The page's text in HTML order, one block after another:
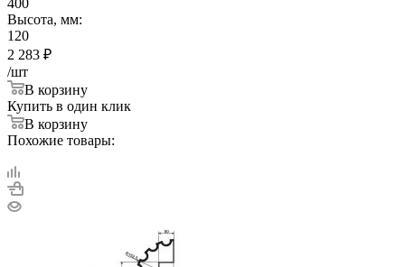
Высота, мм:
120
2 283 ₽
/шт
В корзину
Купить в один клик
В корзину
Похожие товары: